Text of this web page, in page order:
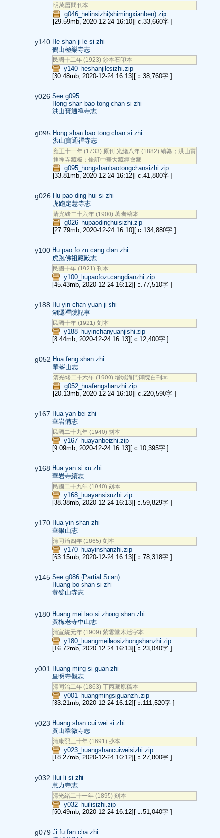
明萬曆間刊本
g046_helinsizhi(shimingxianben).zip
[29.59mb, 2020-12-24 16:10] [ c.33,660字 ]
y140 He shan ji le si zhi
鶴山極樂寺志
民國十二年 (1923) 鈔本石印本
y140_heshanjilesizhi.zip
[30.48mb, 2020-12-24 16:13] [ c.38,760字 ]
y026 See g095
Hong shan bao tong chan si zhi
洪山寶通禪寺志
g095 Hong shan bao tong chan si zhi
洪山寶通禪寺志
雍正十一年 (1733) 原刊 光緒八年 (1882) 續纂；洪山寶
通禪寺藏板；修訂中華大藏經會藏
g095_hongshanbaotongchansizhi.zip
[33.81mb, 2020-12-24 16:12] [ c.41,800字 ]
g026 Hu pao ding hui si zhi
虎跑定慧寺志
清光緒二十六年 (1900) 著者稿本
g026_hupaodinghuisizhi.zip
[27.79mb, 2020-12-24 16:10] [ c.134,880字 ]
y100 Hu pao fo zu cang dian zhi
虎跑佛祖藏殿志
民國十年 (1921) 刊本
y100_hupaofozucangdianzhi.zip
[45.43mb, 2020-12-24 16:12] [ c.77,510字 ]
y188 Hu yin chan yuan ji shi
湖隱禪院記事
民國十年 (1921) 刻本
y188_huyinchanyuanjishi.zip
[8.44mb, 2020-12-24 16:13] [ c.12,400字 ]
g052 Hua feng shan zhi
華峯山志
清光緒二十六年 (1900) 增城海門禪院自刊本
g052_huafengshanzhi.zip
[20.13mb, 2020-12-24 16:10] [ c.220,590字 ]
y167 Hua yan bei zhi
華岩備志
民國二十九年 (1940) 刻本
y167_huayanbeizhi.zip
[9.09mb, 2020-12-24 16:13] [ c.10,395字 ]
y168 Hua yan si xu zhi
華岩寺續志
民國二十九年 (1940) 刻本
y168_huayansixuzhi.zip
[38.38mb, 2020-12-24 16:13] [ c.59,829字 ]
y170 Hua yin shan zhi
華銀山志
清同治四年 (1865) 刻本
y170_huayinshanzhi.zip
[63.15mb, 2020-12-24 16:13] [ c.78,318字 ]
y145 See g086 (Partial Scan)
Huang bo shan si zhi
黃檗山寺志
y180 Huang mei lao si zhong shan zhi
黃梅老寺中山志
清宣統元年 (1909) 紫雲堂木活字本
y180_huangmeilaosizhongshanzhi.zip
[16.72mb, 2020-12-24 16:13] [ c.23,040字 ]
y001 Huang ming si guan zhi
皇明寺觀志
清同治二年 (1863) 丁丙藏原稿本
y001_huangmingsiguanzhi.zip
[33.21mb, 2020-12-24 16:12] [ c.111,520字 ]
y023 Huang shan cui wei si zhi
黃山翠微寺志
清康熙三十年 (1691) 抄本
y023_huangshancuiweisizhi.zip
[18.27mb, 2020-12-24 16:12] [ c.27,800字 ]
y032 Hui li si zhi
慧力寺志
清光緒二十一年 (1895) 刻本
y032_huilisizhi.zip
[50.49mb, 2020-12-24 16:12] [ c.51,040字 ]
g079 Ji fu fan cha zhi